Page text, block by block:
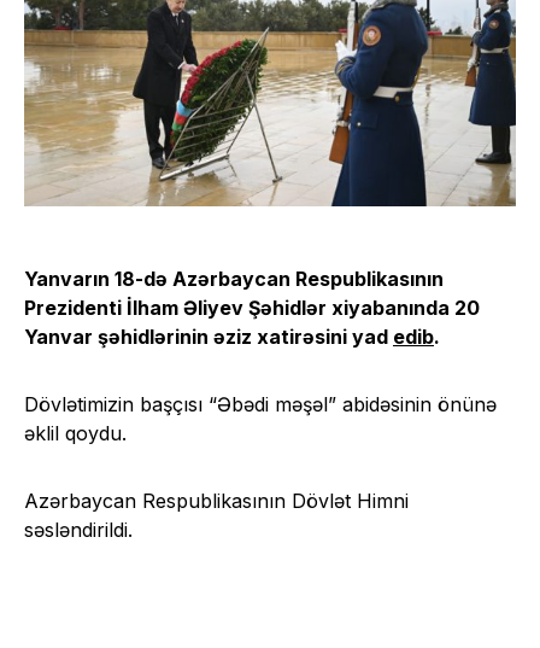
Yanvarın 18-də Azərbaycan Respublikasının
Prezidenti İlham Əliyev Şəhidlər xiyabanında 20
Yanvar şəhidlərinin əziz xatirəsini yad edib.
Dövlətimizin başçısı “Əbədi məşəl” abidəsinin önünə
əklil qoydu.
Azərbaycan Respublikasının Dövlət Himni
səsləndirildi.